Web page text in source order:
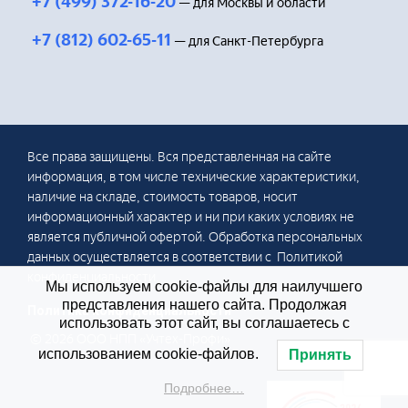
— для Москвы и области
+7 (812) 602-65-11 — для Санкт-Петербурга
Все права защищены. Вся представленная на сайте
информация, в том числе технические характеристики,
наличие на складе, стоимость товаров, носит
информационный характер и ни при каких условиях не
является публичной офертой. Обработка персональных
данных осуществляется в соответствии с Политикой
конфиденциальности.
Политика конфиденциальности
Мы используем cookie-файлы для наилучшего
представления нашего сайта. Продолжая
использовать этот сайт, вы соглашаетесь с
использованием cookie-файлов. Принять
Подробнее…